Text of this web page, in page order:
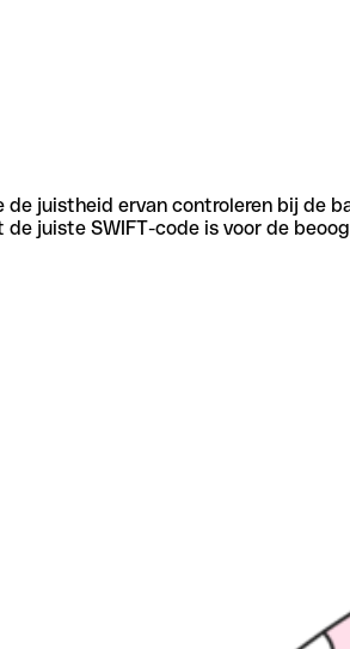
juistheid ervan controleren bij de
juiste SWIFT-code is voor de